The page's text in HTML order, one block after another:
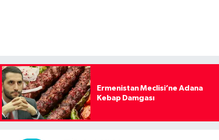
Ermenistan Meclisi’ne Adana
Kebap Damgası